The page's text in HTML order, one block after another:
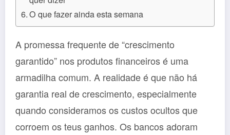
O que fazer ainda esta semana
A promessa frequente de “crescimento
garantido” nos produtos financeiros é uma
armadilha comum. A realidade é que não há
garantia real de crescimento, especialmente
quando consideramos os custos ocultos que
corroem os teus ganhos. Os bancos adoram